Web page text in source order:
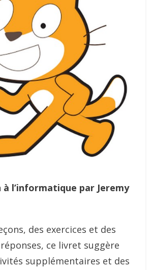
l’informatique par Jeremy
des exercices et des
ce livret suggère
supplémentaires et des